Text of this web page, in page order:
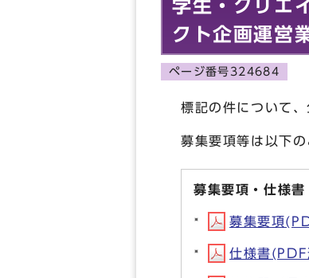
学生・クリエ
クト企画運営
ページ番号324684
標記の件について
募集要項等は以下の
募集要項・仕様書
募集要項
仕様書